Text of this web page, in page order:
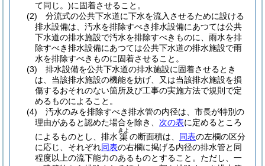
て同じ。)に固着させること。
(2)
分流式の公共下水道に下水を流入させるために設ける
排水設備は、汚水を排除すべき排水設備にあつては公共
下水道の排水施設で汚水を排除すべきものに、雨水を排
除すべき排水設備にあつては公共下水道の排水施設で雨
水を排除すべきものに固着させること。
(3)
排水設備を公共下水道の排水施設に固着させるとき
は、当該排水施設の機能を妨げ、又は当該排水施設を損
傷するおそれのない箇所及び工事の実施方法で規則で定
めるものによること。
(4)
汚水のみを排除すべき排水管の内径は、市長が特別の
理由があると認めた場合を除き、 次の表に定めるところ
によるものとし、排水 渠
きよ
の断面積は、 同表の左欄の区分
に応じ、それぞれ同表の右欄に掲げる内径の排水管と同
程度以上の流下能力のあるものとすること。 ただし、一